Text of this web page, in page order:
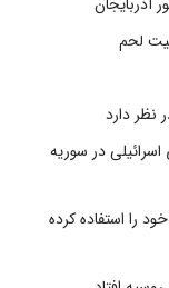
لحم
در سوریه
خود را استفاده کرده